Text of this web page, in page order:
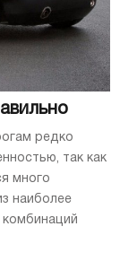
редко
так как
много
наиболее